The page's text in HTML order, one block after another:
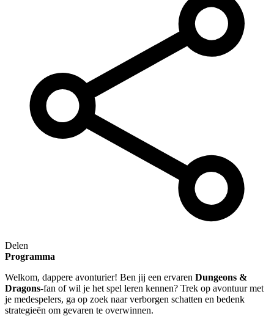
Delen
Programma
Welkom, dappere avonturier! Ben jij een ervaren Dungeons &
Dragons-fan of wil je het spel leren kennen? Trek op avontuur met
je medespelers, ga op zoek naar verborgen schatten en bedenk
strategieën om gevaren te overwinnen.